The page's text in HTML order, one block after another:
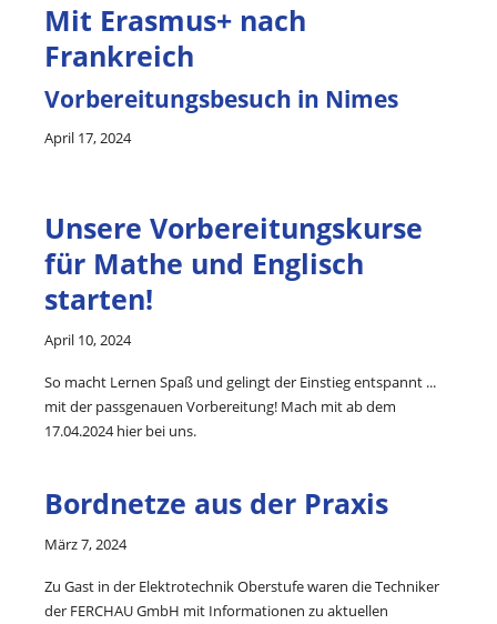
Mit Erasmus+ nach
Frankreich
Vorbereitungsbesuch in Nimes
April 17, 2024
Unsere Vorbereitungskurse
für Mathe und Englisch
starten!
April 10, 2024
So macht Lernen Spaß und gelingt der Einstieg entspannt ...
mit der passgenauen Vorbereitung! Mach mit ab dem
17.04.2024 hier bei uns.
Bordnetze aus der Praxis
März 7, 2024
Zu Gast in der Elektrotechnik Oberstufe waren die Techniker
der FERCHAU GmbH mit Informationen zu aktuellen